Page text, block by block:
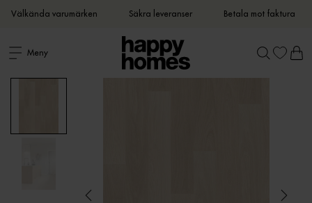
Välkända varumärken Säkra leveranser Betala mot faktura
Meny